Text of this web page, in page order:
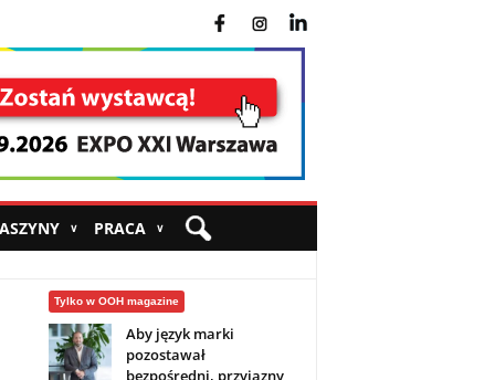
∨ PRACA ∨
Tylko w OOH magazine
Aby język marki
pozostawał
bezpośredni, przyjazny